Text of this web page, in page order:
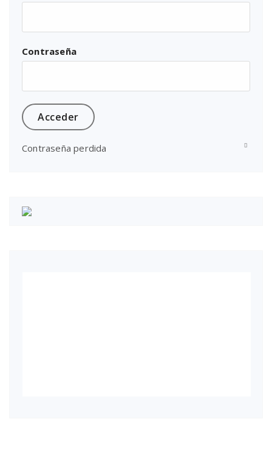
Contraseña
Contraseña perdida